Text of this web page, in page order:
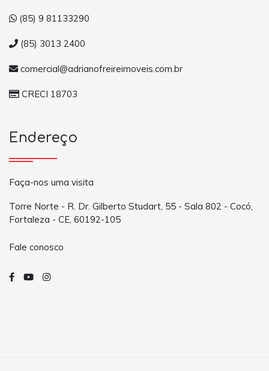
(85) 9 81133290
(85) 3013 2400
comercial@adrianofreireimoveis.com.br
CRECI 18703
Endereço
Faça-nos uma visita
Torre Norte - R. Dr. Gilberto Studart, 55 - Sala 802 - Cocó,
Fortaleza - CE, 60192-105
Fale conosco